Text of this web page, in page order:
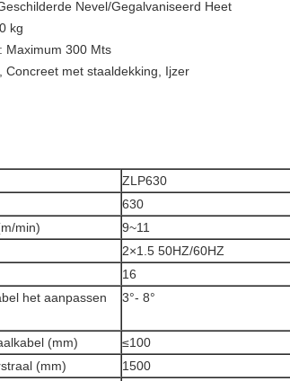
Nevel/Gegalvaniseerd Heet
kg
Maximum 300 Mts
Concreet met staaldekking, Ijzer
ZLP630
630
min)
9~11
2×1.5 50HZ/60HZ
16
het aanpassen
3°- 8°
(mm)
≤100
(mm)
1500